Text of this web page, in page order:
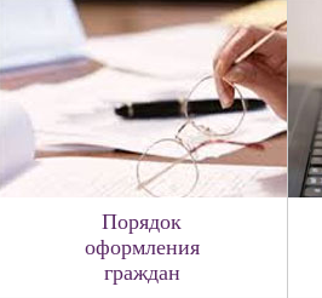
Порядок
оформления
граждан